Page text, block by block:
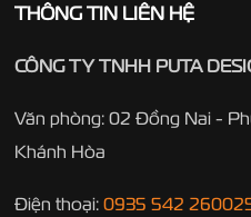
THÔNG TIN LIÊN HỆ
CÔNG TY TNHH PUTA
Văn phòng: 02 Đồng Nai -
Khánh Hòa
Điện thoại: 0935 542 260